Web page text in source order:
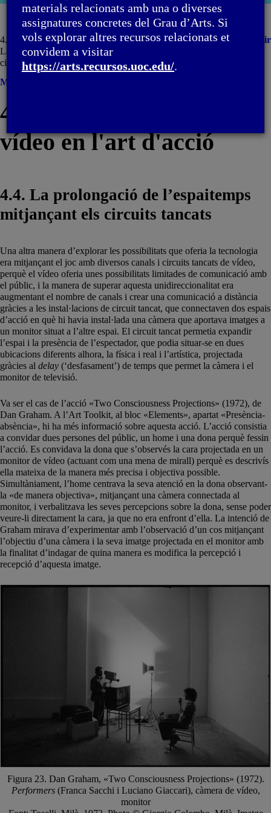
4. La incorporació del vídeo en l'art d'acció / 4.4.
La prolongació de l'espaitemps mitjançant els
circuits tancats
Imprimir
Menú
4. La incorporació del
vídeo en l'art d'acció
4.4. La prolongació de l’espaitemps
mitjançant els circuits tancats
Una altra manera d’explorar les possibilitats que oferia la tecnologia
era mitjançant el joc amb diversos canals i circuits tancats de vídeo,
perquè el vídeo oferia unes possibilitats limitades de comunicació amb
el públic, i la manera de superar aquesta unidireccionalitat era
augmentant el nombre de canals i crear una comunicació a distància
gràcies a les instal·lacions de circuit tancat, que connectaven dos espais
d’acció en què hi havia instal·lada una càmera que aportava imatges a
un monitor situat a l’altre espai. El circuit tancat permetia expandir
l’espai i la presència de l’espectador, que podia situar-se en dues
ubicacions diferents alhora, la física i real i l’artística, projectada
gràcies al delay (‘desfasament’) de temps que permet la càmera i el
monitor de televisió.
Va ser el cas de l’acció «Two Consciousness Projections» (1972), de
Dan Graham. A l’Art Toolkit, al bloc «Elements», apartat «Presència-
absència», hi ha més informació sobre aquesta acció. L’acció consistia
a convidar dues persones del públic, un home i una dona perquè fessin
l’acció. Es convidava la dona que s’observés la cara projectada en un
monitor de vídeo (actuant com una mena de mirall) perquè es descrivís
ella mateixa de la manera més precisa i objectiva possible.
Simultàniament, l’home centrava la seva atenció en la dona observant-
la «de manera objectiva», mitjançant una càmera connectada al
monitor, i verbalitzava les seves percepcions sobre la dona, sense poder
veure-li directament la cara, ja que no era enfront d’ella. La intenció de
Graham mirava d’experimentar amb l’observació d’un cos mitjançant
l’objectiu d’una càmera i la seva imatge projectada en el monitor amb
la finalitat d’indagar de quina manera es modifica la percepció i
recepció d’aquesta imatge.
Figura 23. Dan Graham, «Two Consciousness Projections» (1972).
Performers (Franca Sacchi i Luciano Giaccari), càmera de vídeo,
monitor
materials relacionats amb una o diverses
assignatures concretes del Grau d’Arts. Si
vols explorar altres recursos relacionats et
convidem a visitar
https://arts.recursos.uoc.edu/.